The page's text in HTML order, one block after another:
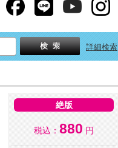
詳細検索
絶版
税込： 880 円